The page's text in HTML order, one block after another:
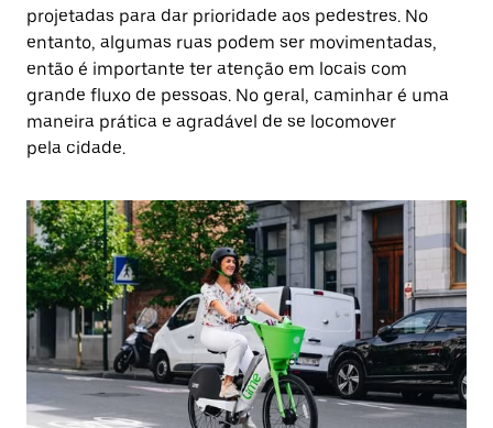
projetadas para dar prioridade aos pedestres. No
entanto, algumas ruas podem ser movimentadas,
então é importante ter atenção em locais com
grande fluxo de pessoas. No geral, caminhar é uma
maneira prática e agradável de se locomover
pela cidade.